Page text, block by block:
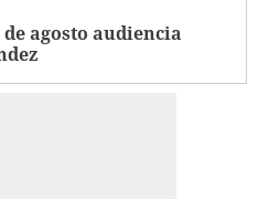
agosto audiencia